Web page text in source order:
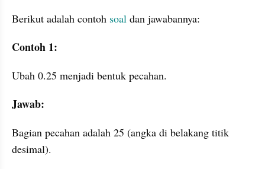
Berikut adalah contoh soal dan jawabannya:
Contoh 1:
Ubah 0.25 menjadi bentuk pecahan.
Jawab:
Bagian pecahan adalah 25 (angka di belakang titik
desimal).